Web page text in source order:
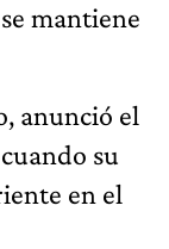
mantiene
anunció el
su
en el